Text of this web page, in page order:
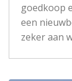
goedkoop
een
zeker aan